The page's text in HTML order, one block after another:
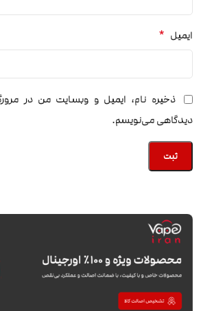
ایمیل *
ذخیره نام، ایمیل و وبسایت من در
دیدگاهی می‌نویسم.